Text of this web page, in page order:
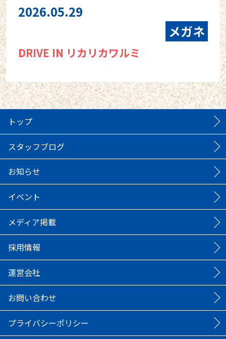
2026.05.29
メガネ
DRIVE IN リカリカワルミ
トップ
スタッフブログ
お知らせ
イベント
メディア掲載
採用情報
運営会社
お問い合わせ
プライバシーポリシー